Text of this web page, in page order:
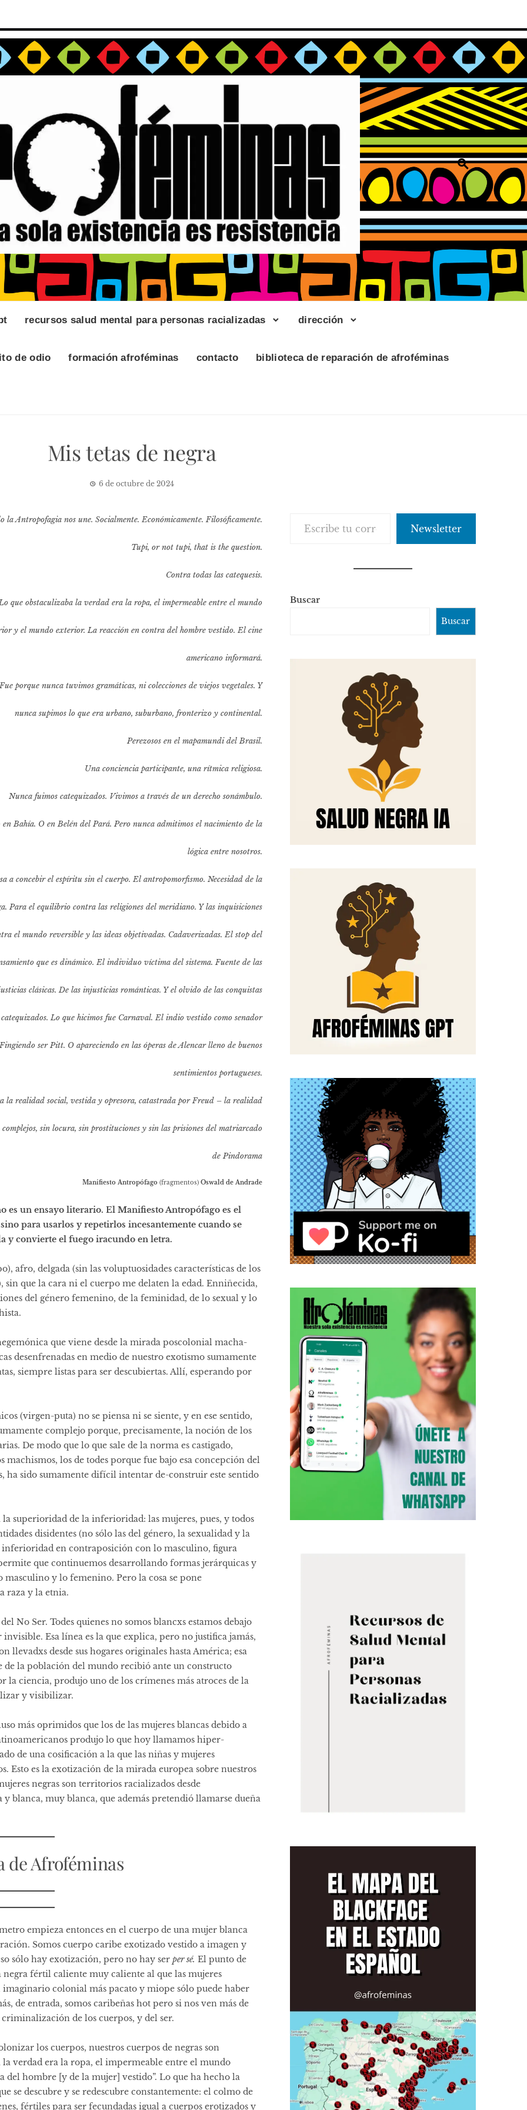
recursos salud mental para personas racializadas dirección
de odio formación afroféminas contacto biblioteca de reparación de afroféminas
Mis tetas de negra
6 de octubre de 2024
la Antropofagia nos une. Socialmente. Económicamente. Filosóficamente.
Tupi, or not tupi, that is the question.
Contra todas las catequesis.
que obstaculizaba la verdad era la ropa, el impermeable entre el mundo
y el mundo exterior. La reacción en contra del hombre vestido. El cine
americano informará.
Fue porque nunca tuvimos gramáticas, ni colecciones de viejos vegetales. Y
nunca supimos lo que era urbano, suburbano, fronterizo y continental.
Perezosos en el mapamundi del Brasil.
Una conciencia participante, una rítmica religiosa.
Nunca fuimos catequizados. Vivimos a través de un derecho sonámbulo.
Bahía. O en Belén del Pará. Pero nunca admitimos el nacimiento de la
lógica entre nosotros.
a concebir el espíritu sin el cuerpo. El antropomorfismo. Necesidad de la
Para el equilibrio contra las religiones del meridiano. Y las inquisiciones
el mundo reversible y las ideas objetivadas. Cadaverizadas. El stop del
que es dinámico. El individuo víctima del sistema. Fuente de las
clásicas. De las injusticias románticas. Y el olvido de las conquistas
Lo que hicimos fue Carnaval. El indio vestido como senador
ser Pitt. O apareciendo en las óperas de Alencar lleno de buenos
sentimientos portugueses.
la realidad social, vestida y opresora, catastrada por Freud – la realidad
complejos, sin locura, sin prostituciones y sin las prisiones del matriarcado
de Pindorama
Manifiesto Antropófago (fragmentos)Oswald de Andrade
es un ensayo literario. El Manifiesto Antropófago es el
para usarlos y repetirlos incesantemente cuando se
y convierte el fuego iracundo en letra.
afro, delgada (sin las voluptuosidades características de los
sin que la cara ni el cuerpo me delaten la edad. Enniñecida,
del género femenino, de la feminidad, de lo sexual y lo
que viene desde la mirada poscolonial macha-
desenfrenadas en medio de nuestro exotismo sumamente
siempre listas para ser descubiertas. Allí, esperando por
(virgen-puta) no se piensa ni se siente, y en ese sentido,
complejo porque, precisamente, la noción de los
De modo que lo que sale de la norma es castigado,
machismos, los de todes porque fue bajo esa concepción del
ha sido sumamente difícil intentar de-construir este sentido
superioridad de la inferioridad: las mujeres, pues, y todos
disidentes (no sólo las del género, la sexualidad y la
inferioridad en contraposición con lo masculino, figura
que continuemos desarrollando formas jerárquicas y
y lo femenino. Pero la cosa se pone
raza y la etnia.
No Ser. Todes quienes no somos blancxs estamos debajo
Esa línea es la que explica, pero no justifica jamás,
llevadxs desde sus hogares originales hasta América; esa
la población del mundo recibió ante un constructo
ciencia, produjo uno de los crímenes más atroces de la
y visibilizar.
más oprimidos que los de las mujeres blancas debido a
produjo lo que hoy llamamos hiper-
de una cosificación a la que las niñas y mujeres
Esto es la exotización de la mirada europea sobre nuestros
negras son territorios racializados desde
blanca, muy blanca, que además pretendió llamarse dueña
de Afroféminas
empieza entonces en el cuerpo de una mujer blanca
Somos cuerpo caribe exotizado vestido a imagen y
sólo hay exotización, pero no hay ser per sé. El punto de
fértil caliente muy caliente al que las mujeres
colonial más pacato y miope sólo puede haber
de entrada, somos caribeñas hot pero si nos ven más de
de los cuerpos, y del ser.
los cuerpos, nuestros cuerpos de negras son
la verdad era la ropa, el impermeable entre el mundo
hombre [y de la mujer] vestido”. Lo que ha hecho la
se descubre y se redescubre constantemente: el colmo de
fértiles para ser fecundadas igual a cuerpos erotizados y
Newsletter
Buscar
Buscar